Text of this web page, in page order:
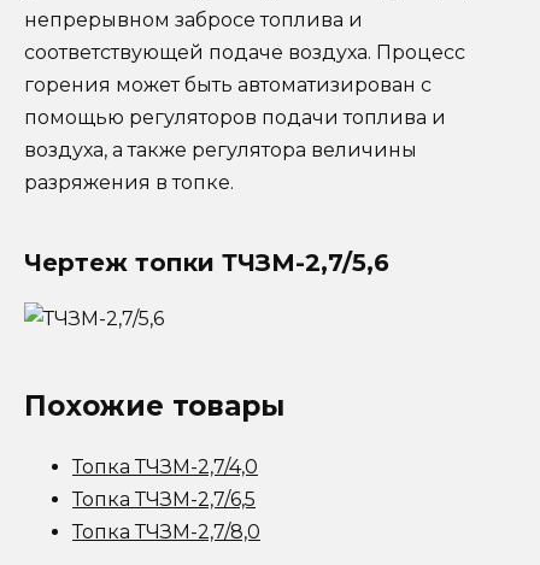
непрерывном забросе топлива и
соответствующей подаче воздуха. Процесс
горения может быть автоматизирован с
помощью регуляторов подачи топлива и
воздуха, а также регулятора величины
разряжения в топке.
Чертеж топки ТЧЗМ-2,7/5,6
Похожие товары
Топка ТЧЗМ-2,7/4,0
Топка ТЧЗМ-2,7/6,5
Топка ТЧЗМ-2,7/8,0